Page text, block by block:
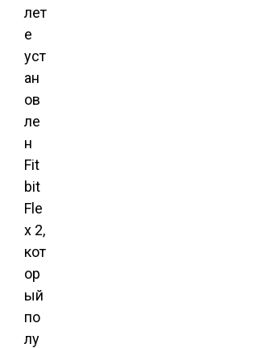
лет
е
уст
ан
ов
ле
н
Fit
bit
Fle
x 2,
кот
ор
ый
по
лу